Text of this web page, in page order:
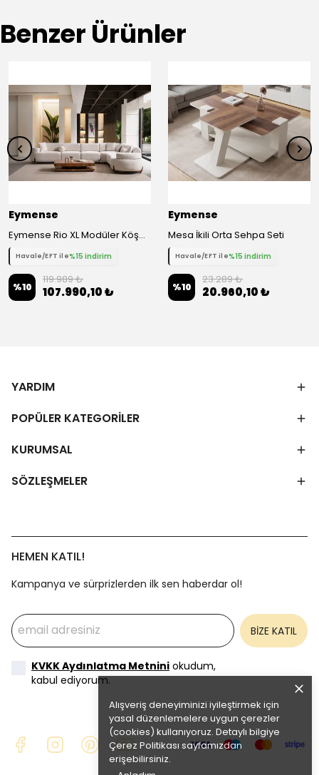
Alışveriş deneyiminizi iyileştirmek için
yasal düzenlemelere uygun çerezler
(cookies) kullanıyoruz. Detaylı bilgiye
Çerez Politikası sayfamızdan
erişebilirsiniz.
Benzer Ürünler
Eymense
Eymense Rio XL Modüler Köşe Koltuk Takımı
Havale/EFT ile%15 indirim
%10
119.989 ₺
107.990,10 ₺
Eymense
Mesa İkili Orta Sehpa Seti
Havale/EFT ile%15 indirim
%10
23.289 ₺
20.960,10 ₺
YARDIM
POPÜLER KATEGORİLER
KURUMSAL
SÖZLEŞMELER
HEMEN KATIL!
Kampanya ve sürprizlerden ilk sen haberdar ol!
BİZE KATIL
KVKK Aydınlatma Metnini okudum,
kabul ediyorum.